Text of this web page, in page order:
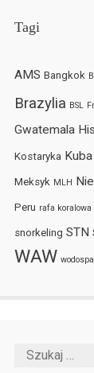
Tagi
AMS Bangkok
Brazylia BSL
Gwatemala
Kostaryka Kuba
Meksyk MLH
Peru rafa koralowa
snorkeling STN
WAW